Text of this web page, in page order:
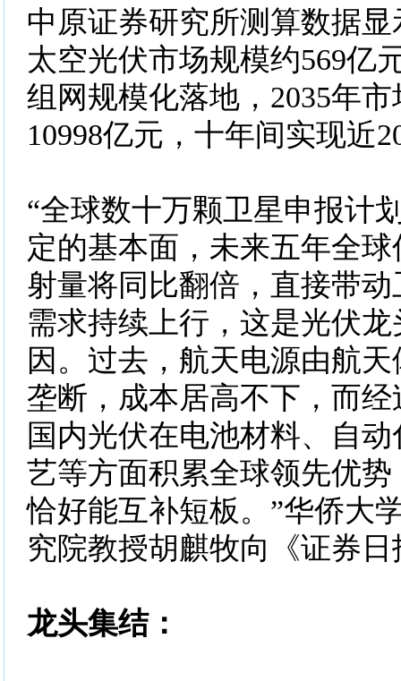
中原证券研究所测算数据显
太空光伏市场规模约569亿
组网规模化落地，2035年
10998亿元，十年间实现近
“全球数十万颗卫星申报计
定的基本面，未来五年全
射量将同比翻倍，直接带
需求持续上行，这是光伏
因。过去，航天电源由航
垄断，成本居高不下，而
国内光伏在电池材料、自
艺等方面积累全球领先优
恰好能互补短板。”华侨大
究院教授胡麒牧向《证券
龙头集结：